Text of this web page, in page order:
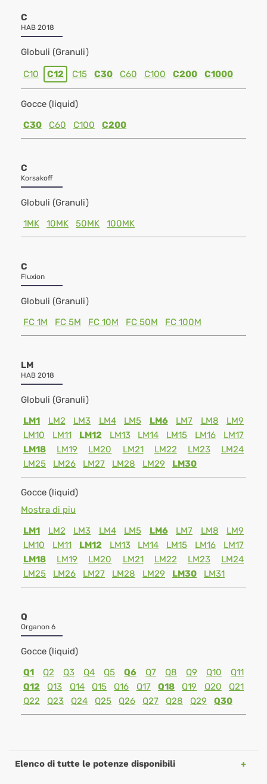
C
HAB 2018
Globuli (Granuli)
C10 C12 C15 C30 C60 C100 C200 C1000
Gocce (liquid)
C30
C60 C100 C200
C
Korsakoff
Globuli (Granuli)
1MK
10MK 50MK 100MK
C
Fluxion
Globuli (Granuli)
FC 1M
FC 5M FC 10M FC 50M FC 100M
LM
HAB 2018
Globuli (Granuli)
LM1
LM2 LM3 LM4 LM5 LM6 LM7 LM8
LM9
LM10
LM11 LM12 LM13 LM14 LM15 LM16
LM17
LM18
LM19 LM20 LM21 LM22 LM23
LM24
LM25
LM26 LM27 LM28 LM29 LM30
Gocce (liquid)
Mostra di piu
LM1
LM2 LM3 LM4 LM5 LM6 LM7 LM8
LM9
LM10
LM11 LM12 LM13 LM14 LM15 LM16
LM17
LM18
LM19 LM20 LM21 LM22 LM23
LM24
LM25
LM26 LM27 LM28 LM29 LM30 LM31
Q
Organon 6
Gocce (liquid)
Q1
Q2 Q3 Q4 Q5 Q6 Q7 Q8 Q9 Q10
Q11
Q12
Q13 Q14 Q15 Q16 Q17 Q18 Q19 Q20
Q21
Q22
Q23 Q24 Q25 Q26 Q27 Q28 Q29 Q30
Elenco di tutte le potenze disponibili